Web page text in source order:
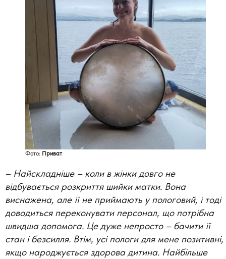
Фото: Приват
– Найскладніше – коли в жінки довго не
відбувається розкриття шийки матки. Вона
виснажена, але її не приймають у пологовий, і тоді
доводиться переконувати персонал, що потрібна
швидша допомога. Це дуже непросто – бачити її
стан і безсилля. Втім, усі пологи для мене позитивні,
якщо народжується здорова дитина. Найбільше